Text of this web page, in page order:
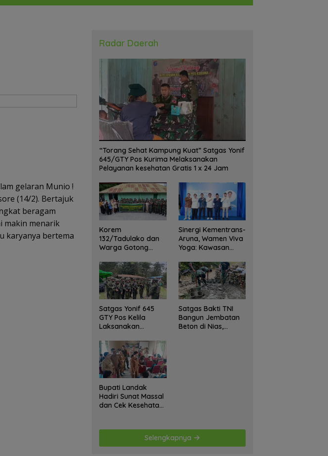
gelaran Munio !
(14/2). Bertajuk
beragam
makin menarik
karyanya bertema
Radar Daerah
“Torang Sehat Kampung Kuat” Satgas Yonif
645/GTY Pos Kurima Melaksanakan
Pelayanan kesehatan Gratis 1 x 24 Jam
Korem
132/Tadulako dan
Warga Gotong
Gedung Juang Palu
Sinergi Kementrans-
Aruna, Wamen Viva
Yoga: Kawasan
Sukses Ekspor
Rajungan Ke Pasar
Global
Satgas Yonif 645
GTY Pos Kelila
Laksanakan
Anjangsana
Ketempat Tokoh
Adat dan Lurah
Satgas Bakti TNI
Bangun Jembatan
Beton di Nias,
Bupati Landak
Hadiri Sunat Massal
dan Cek Kesehatan
Kegiatan
Selengkapnya